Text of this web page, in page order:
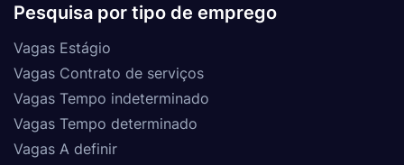
Pesquisa por tipo de emprego
Vagas Estágio
Vagas Contrato de serviços
Vagas Tempo indeterminado
Vagas Tempo determinado
Vagas A definir